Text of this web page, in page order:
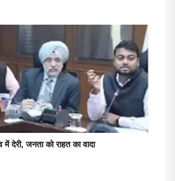
में देरी, जनता को राहत का वादा